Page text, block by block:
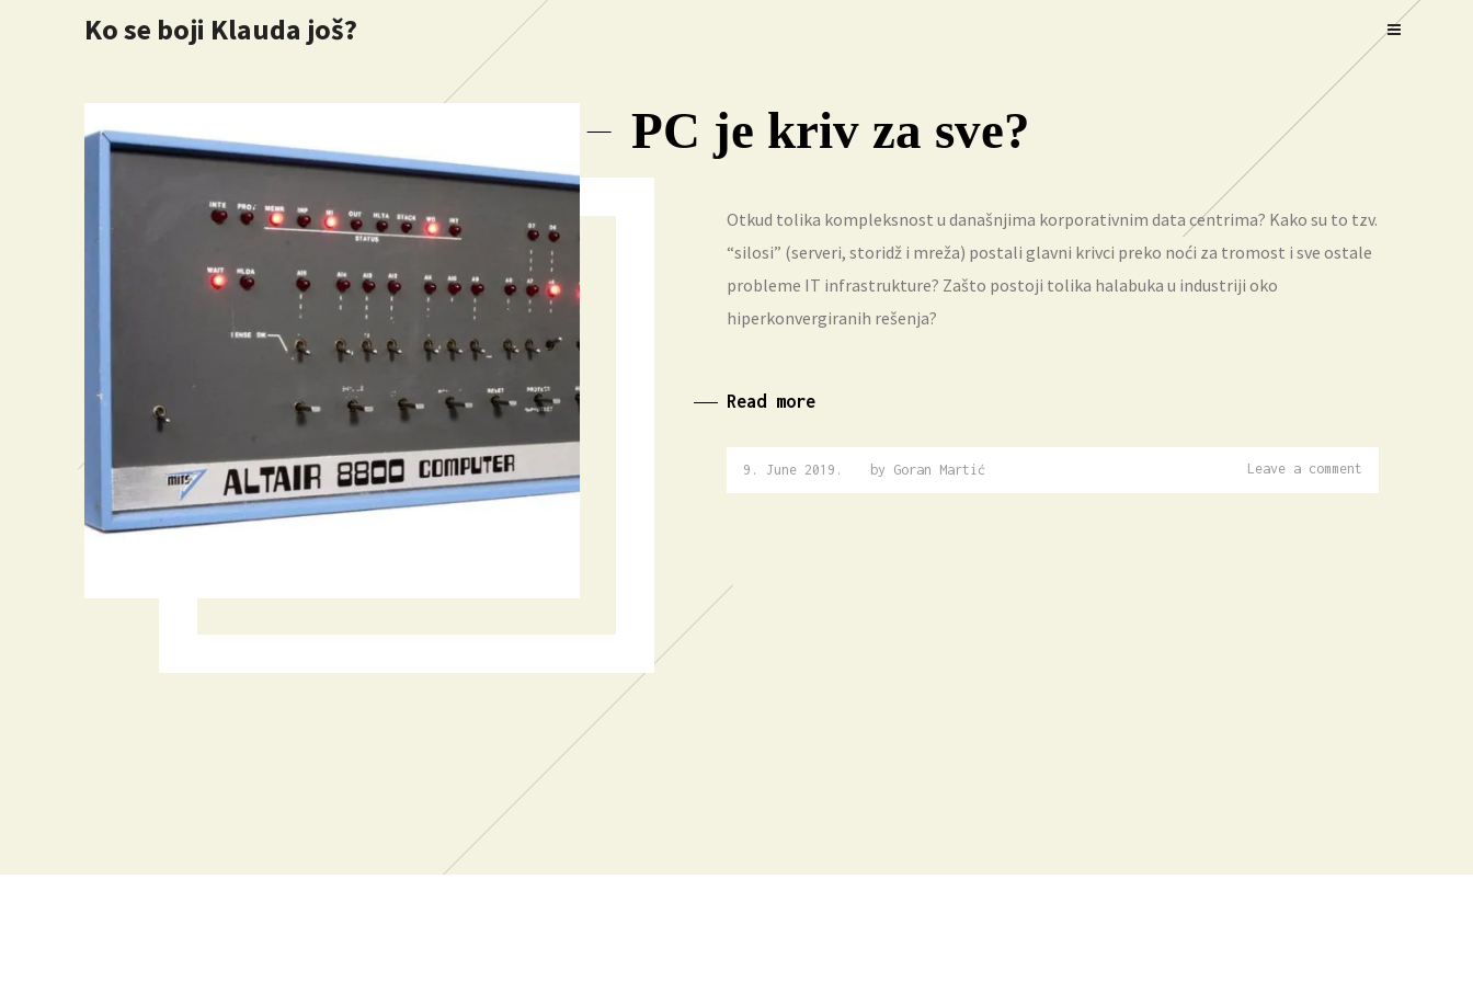
Ko se boji Klauda još?
PC je kriv za sve?
Otkud tolika kompleksnost u današnjima korporativnim data centrima? Kako su to tzv.
“silosi” (serveri, storidž i mreža) postali glavni krivci preko noći za tromost i sve ostale
probleme IT infrastrukture? Zašto postoji tolika halabuka u industriji oko
hiperkonvergiranih rešenja?
Read more
9. June 2019. by Goran Martić Leave a comment